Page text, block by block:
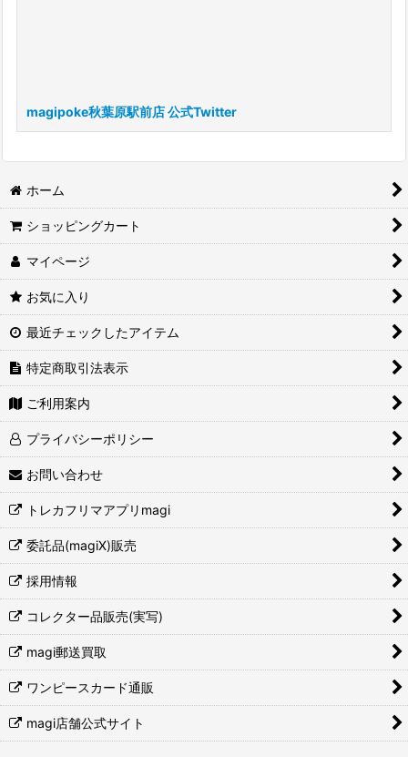
magipoke秋葉原駅前店 公式Twitter
ホーム
ショッピングカート
マイページ
お気に入り
最近チェックしたアイテム
特定商取引法表示
ご利用案内
プライバシーポリシー
お問い合わせ
トレカフリマアプリmagi
委託品(magiX)販売
採用情報
コレクター品販売(実写)
magi郵送買取
ワンピースカード通販
magi店舗公式サイト